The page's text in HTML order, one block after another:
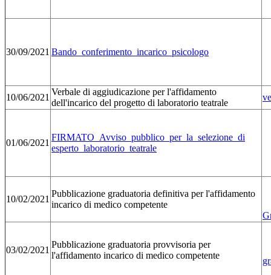
30/09/2021 Bando_conferimento_incarico_psicologo
10/06/2021
Verbale di aggiudicazione per l'affidamento
dell'incarico del progetto di laboratorio teatrale
01/06/2021
FIRMATO_Avviso_pubblico_per_la_selezione_di
esperto_laboratorio_teatrale
10/02/2021
Pubblicazione graduatoria definitiva per l'affidamento
incarico di medico competente
03/02/2021
Pubblicazione graduatoria provvisoria per
l'affidamento incarico di medico competente